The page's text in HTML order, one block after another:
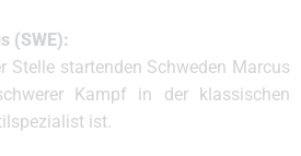
(SWE):
Stelle startenden Schweden Marcus
Kampf in der klassischen
ist.